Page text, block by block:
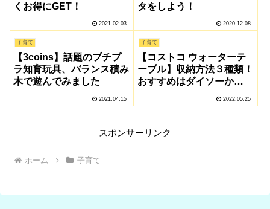
くお得にGET！
2021.02.03
タをしよう！
2020.12.08
子育て
【3coins】話題のプチプ
ラ知育玩具、バランス積み
木で遊んでみました
2021.04.15
子育て
【コストコ ウォーターテ
ーブル】収納方法３種類！
おすすめはダイソーか
っきり片付け♪
2022.05.25
スポンサーリンク
ホーム 子育て